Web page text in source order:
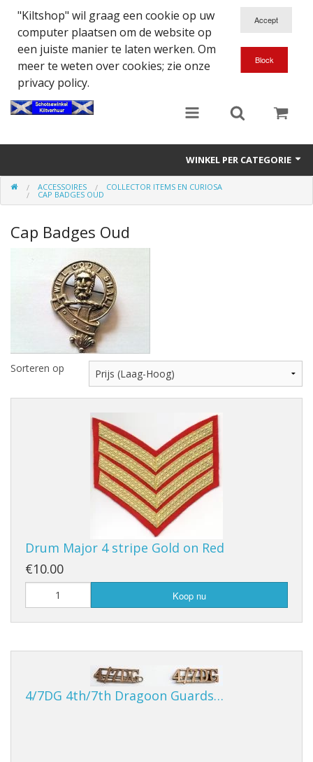
"Kiltshop" wil graag een cookie op uw
computer plaatsen om de website op
een juiste manier te laten werken. Om
meer te weten over cookies; zie onze
privacy policy.
WINKEL PER CATEGORIE
Accessoires
Kilt - Kleding
Highland Titles
AFGEPRIJST - UITVERKOOP
ACCESSOIRES COLLECTOR ITEMS EN CURIOSA
CAP BADGES OUD
Cap Badges Oud
Sorteren op
Drum Major 4 stripe Gold on Red
€10.00
Koop nu
4/7DG 4th/7th Dragoon Guards…